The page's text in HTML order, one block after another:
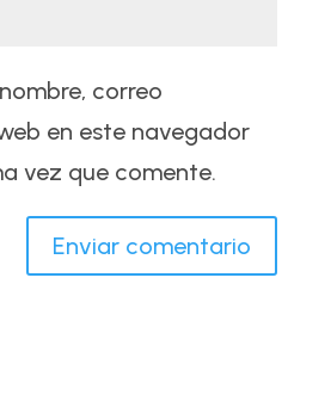
correo
en este navegador
vez que comente.